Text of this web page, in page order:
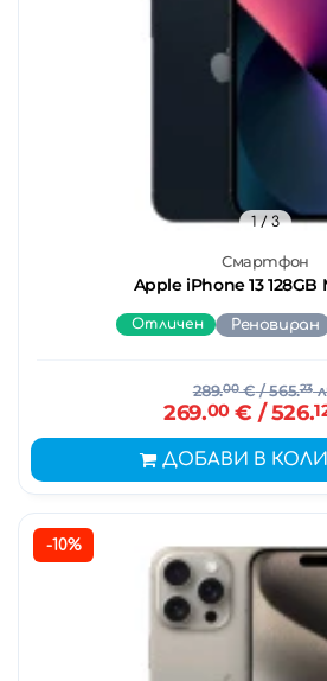
Смартфон
Apple iPhone 13
1/ 3
Отличен Реновиран
289.00€/ 565.23
269.00€ / 526.
ДОБАВИ В
-10%